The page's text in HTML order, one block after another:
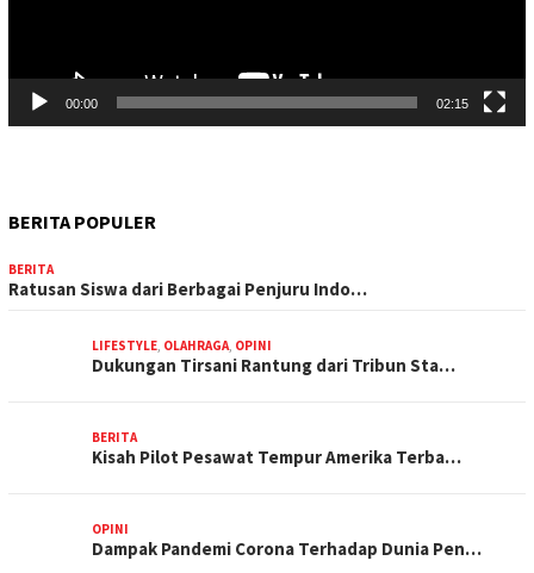
00:00 02:15
BERITA POPULER
BERITA
Ratusan Siswa dari Berbagai Penjuru Indo…
LIFESTYLE, OLAHRAGA, OPINI
Dukungan Tirsani Rantung dari Tribun Sta…
BERITA
Kisah Pilot Pesawat Tempur Amerika Terba…
OPINI
Dampak Pandemi Corona Terhadap Dunia Pen…